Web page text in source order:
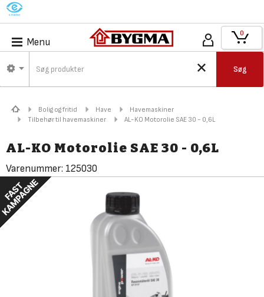
M
Menu
Søg
0
Bolig og fritid Have
Havemaskiner
Tilbehør til havemaskiner
AL-KO Motorolie SAE 30 - 0,6L
AL-KO Motorolie SAE 30 - 0,6L
Varenummer: 125030